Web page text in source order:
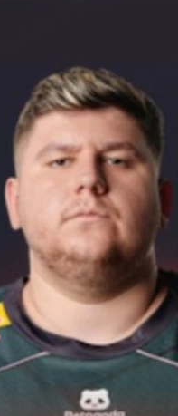
mentalidad, G2 y
el Major de Colonia con
y cómo mejorar tu
porMichael